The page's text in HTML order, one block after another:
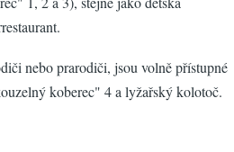
nebo prarodiči, jsou volně přístupné
koberec" 4 a lyžařský kolotoč.